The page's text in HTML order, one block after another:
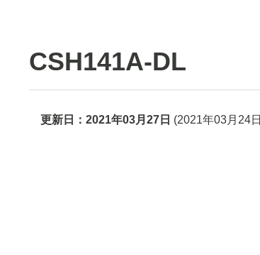
CSH141A-DL
更新日： 2021年03月27日 (2021年03月24日